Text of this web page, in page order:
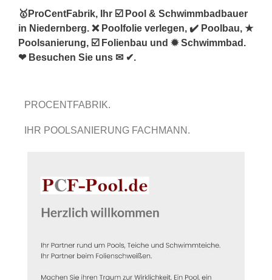
🥇ProCentFabrik, Ihr ☑️ Pool & Schwimmbadbauer
in Niedernberg. ❌ Poolfolie verlegen, ✔️ Poolbau, ★
Poolsanierung, ☑️ Folienbau und ✹ Schwimmbad.
❤ Besuchen Sie uns ✉ ✔.
PROCENTFABRIK.
IHR POOLSANIERUNG FACHMANN.